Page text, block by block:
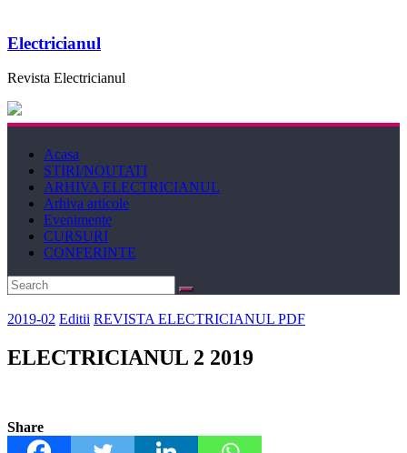
Electricianul
Revista Electricianul
Acasa
STIRI/NOUTATI
ARHIVA ELECTRICIANUL
Arhiva articole
Evenimente
CURSURI
CONFERINTE
2019-02 Editii REVISTA ELECTRICIANUL PDF
ELECTRICIANUL 2 2019
Share